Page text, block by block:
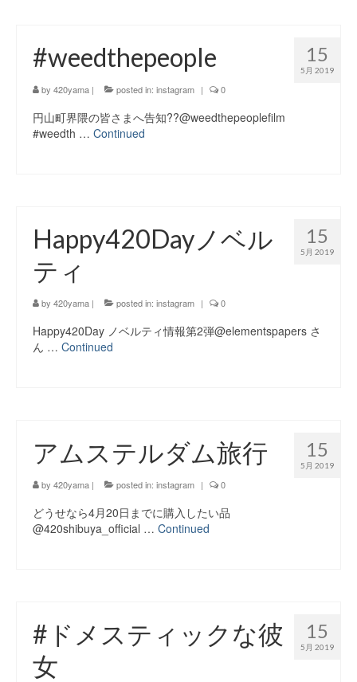
15
5月 2019
#weedthepeople
by 420yama | posted in: instagram | 0
円山町界隈の皆さまへ告知??@weedthepeoplefilm
#weedth … Continued
15
5月 2019
Happy420Dayノベル
ティ
by 420yama | posted in: instagram | 0
Happy420Day ノベルティ情報第2弾@elementspapers さ
ん … Continued
15
5月 2019
アムステルダム旅行
by 420yama | posted in: instagram | 0
どうせなら4月20日までに購入したい品
@420shibuya_official … Continued
15
5月 2019
#ドメスティックな彼
女